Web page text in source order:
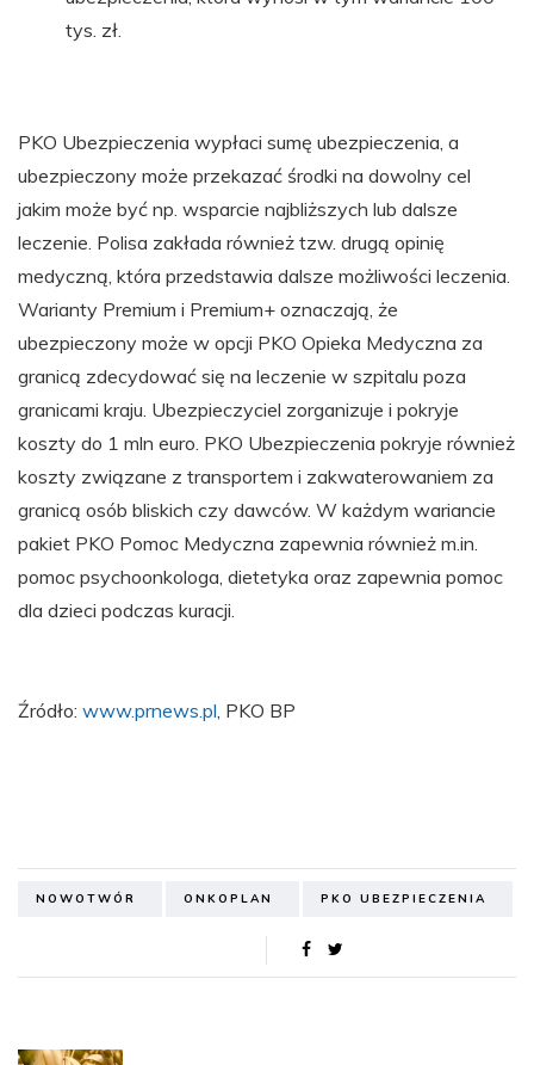
tys. zł.
PKO Ubezpieczenia wypłaci sumę ubezpieczenia, a
ubezpieczony może przekazać środki na dowolny cel
jakim może być np. wsparcie najbliższych lub dalsze
leczenie. Polisa zakłada również tzw. drugą opinię
medyczną, która przedstawia dalsze możliwości leczenia.
Warianty Premium i Premium+ oznaczają, że
ubezpieczony może w opcji PKO Opieka Medyczna za
granicą zdecydować się na leczenie w szpitalu poza
granicami kraju. Ubezpieczyciel zorganizuje i pokryje
koszty do 1 mln euro. PKO Ubezpieczenia pokryje również
koszty związane z transportem i zakwaterowaniem za
granicą osób bliskich czy dawców. W każdym wariancie
pakiet PKO Pomoc Medyczna zapewnia również m.in.
pomoc psychoonkologa, dietetyka oraz zapewnia pomoc
dla dzieci podczas kuracji.
Źródło: www.prnews.pl , PKO BP
NOWOTWÓR ONKOPLAN PKO UBEZPIECZENIA